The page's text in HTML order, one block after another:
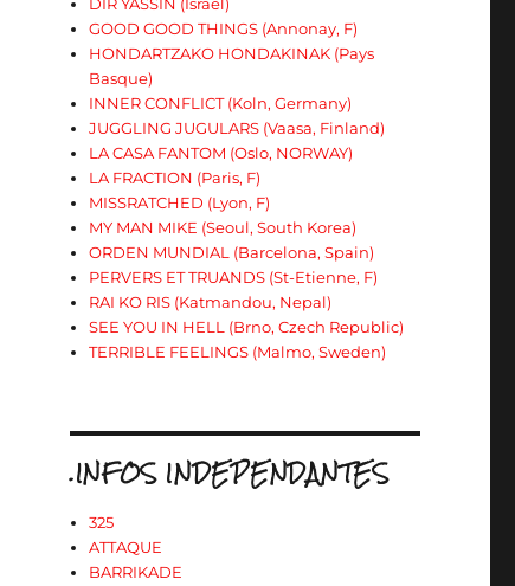
GOOD GOOD THINGS (Annonay, F)
HONDARTZAKO HONDAKINAK (Pays
Basque)
INNER CONFLICT (Koln, Germany)
JUGGLING JUGULARS (Vaasa, Finland)
LA CASA FANTOM (Oslo, NORWAY)
LA FRACTION (Paris, F)
MISSRATCHED (Lyon, F)
MY MAN MIKE (Seoul, South Korea)
ORDEN MUNDIAL (Barcelona, Spain)
PERVERS ET TRUANDS (St-Etienne, F)
RAI KO RIS (Katmandou, Nepal)
SEE YOU IN HELL (Brno, Czech Republic)
TERRIBLE FEELINGS (Malmo, Sweden)
.INFOS INDEPENDANTES
325
ATTAQUE
BARRIKADE